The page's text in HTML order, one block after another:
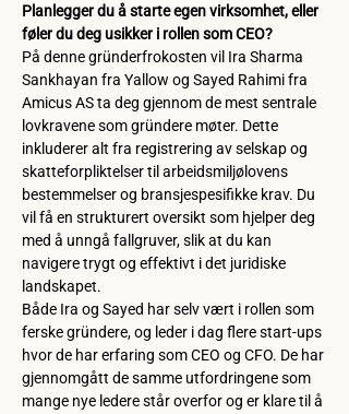
Planlegger du å starte egen virksomhet, eller
føler du deg usikker i rollen som CEO?
På denne gründerfrokosten vil Ira Sharma
Sankhayan fra Yallow og Sayed Rahimi fra
Amicus AS ta deg gjennom de mest sentrale
lovkravene som gründere møter. Dette
inkluderer alt fra registrering av selskap og
skatteforpliktelser til arbeidsmiljølovens
bestemmelser og bransjespesifikke krav. Du
vil få en strukturert oversikt som hjelper deg
med å unngå fallgruver, slik at du kan
navigere trygt og effektivt i det juridiske
landskapet.
Både Ira og Sayed har selv vært i rollen som
ferske gründere, og leder i dag flere start-ups
hvor de har erfaring som CEO og CFO. De har
gjennomgått de samme utfordringene som
mange nye ledere står overfor og er klare til å